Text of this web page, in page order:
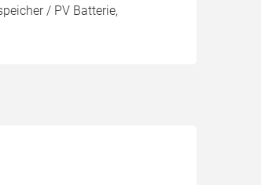
/ PV Batterie,